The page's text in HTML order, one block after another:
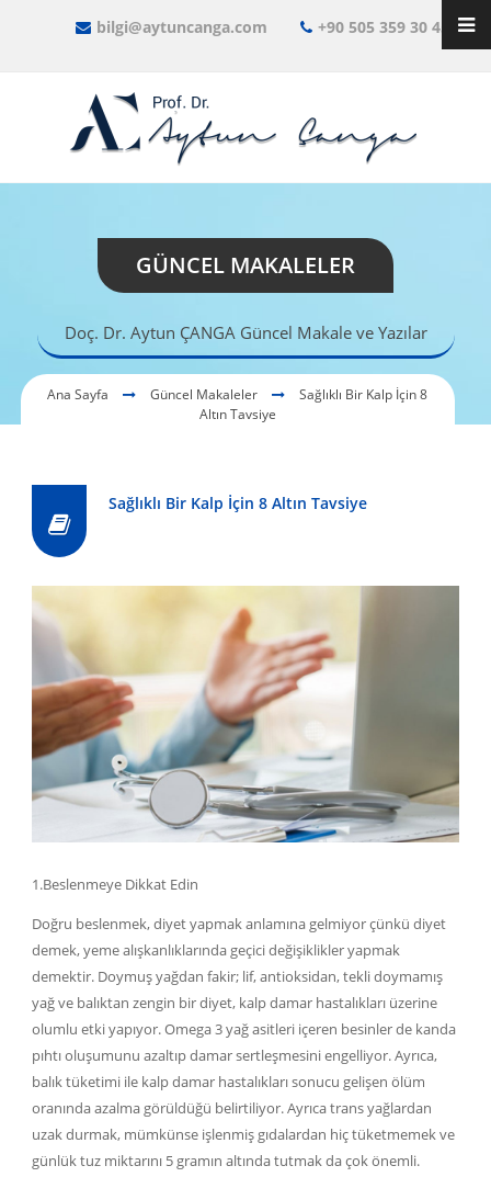
bilgi@aytuncanga.com +90 505 359 30 45
GÜNCEL MAKALELER
Doç. Dr. Aytun ÇANGA Güncel Makale ve Yazılar
Ana Sayfa Güncel Makaleler
Sağlıklı Bir Kalp İçin 8
Altın Tavsiye
Sağlıklı Bir Kalp İçin 8 Altın Tavsiye
1.Beslenmeye Dikkat Edin
Doğru beslenmek, diyet yapmak anlamına gelmiyor çünkü diyet
demek, yeme alışkanlıklarında geçici değişiklikler yapmak
demektir. Doymuş yağdan fakir; lif, antioksidan, tekli doymamış
yağ ve balıktan zengin bir diyet, kalp damar hastalıkları üzerine
olumlu etki yapıyor. Omega 3 yağ asitleri içeren besinler de kanda
pıhtı oluşumunu azaltıp damar sertleşmesini engelliyor. Ayrıca,
balık tüketimi ile kalp damar hastalıkları sonucu gelişen ölüm
oranında azalma görüldüğü belirtiliyor. Ayrıca trans yağlardan
uzak durmak, mümkünse işlenmiş gıdalardan hiç tüketmemek ve
günlük tuz miktarını 5 gramın altında tutmak da çok önemli.